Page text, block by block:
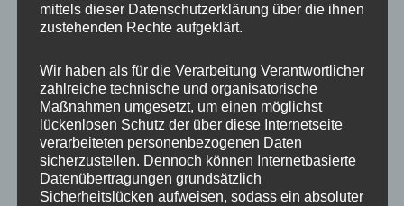
KATEGORIEN
mittels dieser Datenschutzerklärung über die ihnen
zustehenden Rechte aufgeklärt.
Wir haben als für die Verarbeitung Verantwortlicher
zahlreiche technische und organisatorische
Maßnahmen umgesetzt, um einen möglichst
lückenlosen Schutz der über diese Internetseite
verarbeiteten personenbezogenen Daten
sicherzustellen. Dennoch können Internetbasierte
Datenübertragungen grundsätzlich
Sicherheitslücken aufweisen, sodass ein absoluter